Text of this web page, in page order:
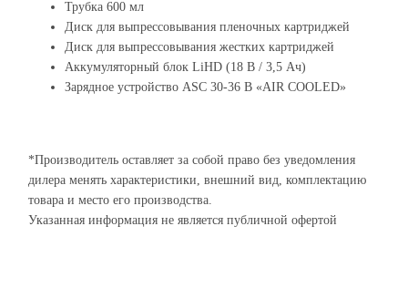
Трубка 600 мл
Диск для выпрессовывания пленочных картриджей
Диск для выпрессовывания жестких картриджей
Аккумуляторный блок LiHD (18 В / 3,5 Ач)
Зарядное устройство ASC 30-36 В «AIR COOLED»
*Производитель оставляет за собой право без уведомления
дилера менять характеристики, внешний вид, комплектацию
товара и место его производства.
Указанная информация не является публичной офертой